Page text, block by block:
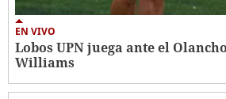
EN VIVO
Lobos UPN juega ante el
Williams